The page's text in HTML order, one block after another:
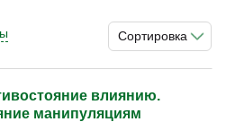
Сортировка
влиянию.
манипуляциям